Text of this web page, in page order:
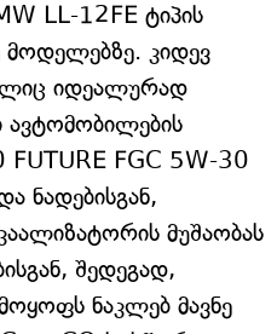
LL-12FE ტიპის
მოდელებზე. კიდევ
იდეალურად
ავტომობილების
FUTURE FGC 5W-30
ნადებისგან,
მუშაობას
შედეგად,
ნაკლებ მავნე